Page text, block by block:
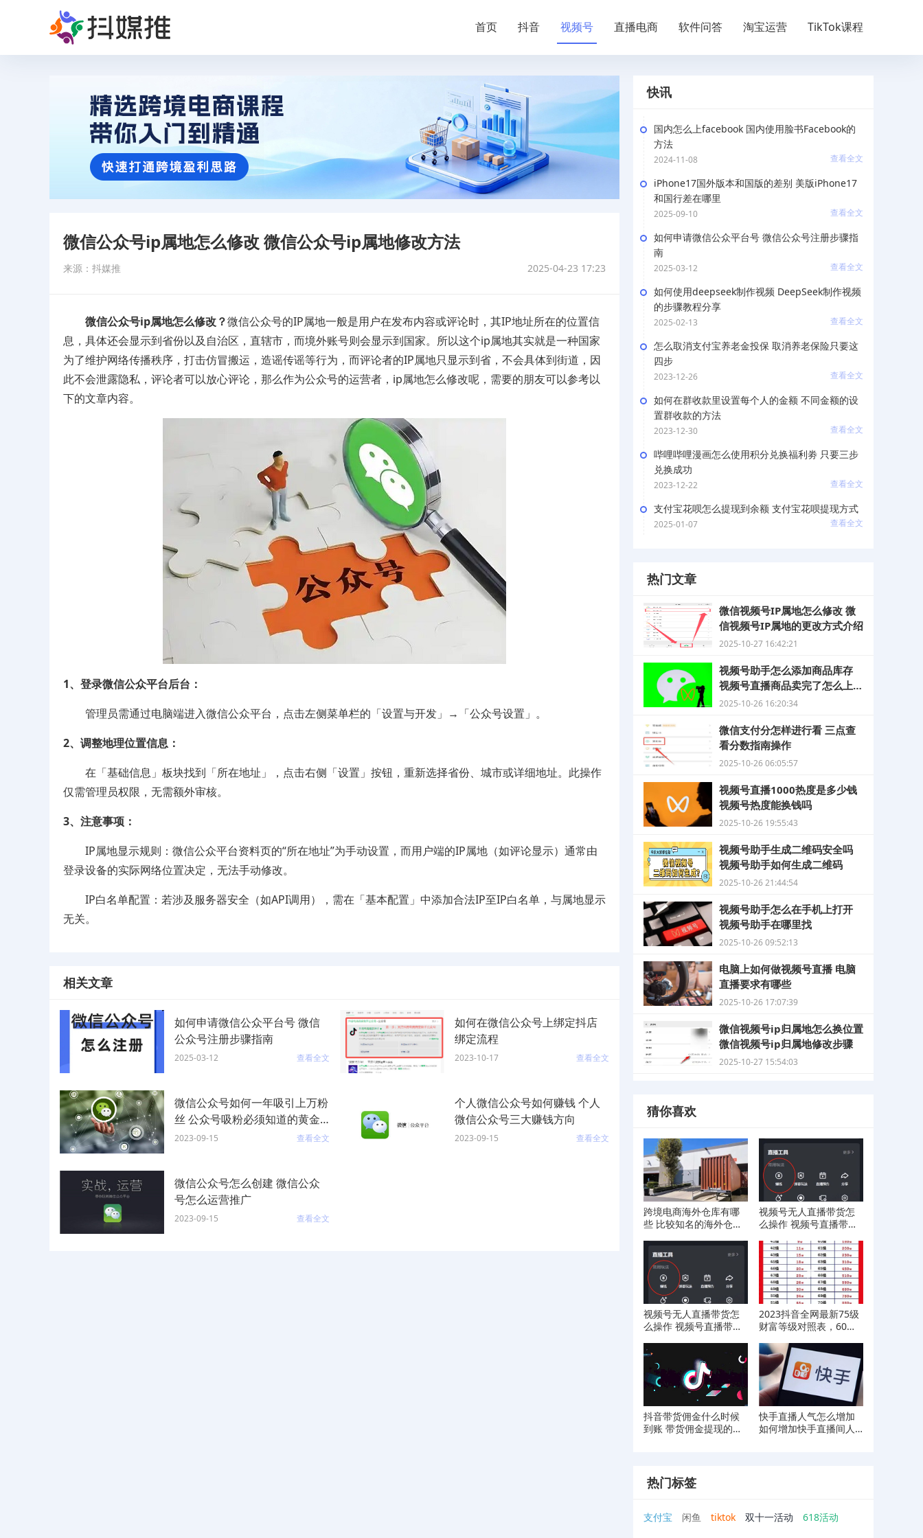
首页 抖音 视频号 直播电商 软件问答 淘宝运营 TikTok课程
微信公众号ip属地怎么修改 微信公众号ip属地修改方法
来源：抖媒推 2025-04-23 17:23
微信公众号ip属地怎么修改？微信公众号的IP属地‌一般是用户在发布内容或评论时，其IP地址所在的位置信
息，具体还会显示到省份以及自治区，直辖市，而境外账号则会显示到国家。所以这个ip属地其实就是一种国家
为了维护网络传播秩序，打击仿冒搬运，造谣传谣等行为，而评论者的IP属地只显示到省，不会具体到街道，因
此不会泄露隐私，评论者可以放心评论‌，那么作为公众号的运营者，ip属地怎么修改呢，需要的朋友可以参考以
下的文章内容。
1、登录微信公众平台后台‌：
管理员需通过电脑端进入微信公众平台，点击左侧菜单栏的「设置与开发」→「公众号设置」。
2、调整地理位置信息‌：
在「基础信息」板块找到「所在地址」，点击右侧「设置」按钮，重新选择省份、城市或详细地址。此操作
仅需管理员权限，无需额外审核。
3、注意事项：
‌IP属地显示规则‌：微信公众平台资料页的“所在地址”为手动设置，而用户端的IP属地（如评论显示）通常由
登录设备的实际网络位置决定，无法手动修改。
‌IP白名单配置‌：若涉及服务器安全（如API调用），需在「基本配置」中添加合法IP至IP白名单，与属地显示
无关。
相关文章
如何申请微信公众平台号 微信
公众号注册步骤指南
2025-03-12 查看全文
如何在微信公众号上绑定抖店
绑定流程
2023-10-17 查看全文
微信公众号如何一年吸引上万粉
丝 公众号吸粉必须知道的黄金
法则
2023-09-15 查看全文
个人微信公众号如何赚钱 个人
微信公众号三大赚钱方向
2023-09-15 查看全文
微信公众号怎么创建 微信公众
号怎么运营推广
2023-09-15 查看全文
快讯
国内怎么上facebook 国内使用脸书Facebook的
方法
2024-11-08 查看全文
iPhone17国外版本和国版的差别 美版iPhone17
和国行差在哪里
2025-09-10 查看全文
如何申请微信公众平台号 微信公众号注册步骤指
南
2025-03-12 查看全文
如何使用deepseek制作视频 DeepSeek制作视频
的步骤教程分享
2025-02-13 查看全文
怎么取消支付宝养老金投保 取消养老保险只要这
四步
2023-12-26 查看全文
如何在群收款里设置每个人的金额 不同金额的设
置群收款的方法
2023-12-30 查看全文
哔哩哔哩漫画怎么使用积分兑换福利劵 只要三步
兑换成功
2023-12-22 查看全文
支付宝花呗怎么提现到余额 支付宝花呗提现方式
2025-01-07 查看全文
热门文章
微信视频号IP属地怎么修改 微
信视频号IP属地的更改方式介绍
2025-10-27 16:42:21
视频号助手怎么添加商品库存
视频号直播商品卖完了怎么上库
存
2025-10-26 16:20:34
微信支付分怎样进行看 三点查
看分数指南操作
2025-10-26 06:05:57
视频号直播1000热度是多少钱
视频号热度能换钱吗
2025-10-26 19:55:43
视频号助手生成二维码安全吗
视频号助手如何生成二维码
2025-10-26 21:44:54
视频号助手怎么在手机上打开
视频号助手在哪里找
2025-10-26 09:52:13
电脑上如何做视频号直播 电脑
直播要求有哪些
2025-10-26 17:07:39
微信视频号ip归属地怎么换位置
微信视频号ip归属地修改步骤
2025-10-27 15:54:03
猜你喜欢
跨境电商海外仓库有哪
些 比较知名的海外仓库
视频号无人直播带货怎
么操作 视频号直播带货
视频号无人直播带货怎
么操作 视频号直播带货
2023抖音全网最新75级
财富等级对照表，60级
抖音带货佣金什么时候
到账 带货佣金提现的详
快手直播人气怎么增加
如何增加快手直播间人
热门标签
支付宝 闲鱼 tiktok 双十一活动 618活动